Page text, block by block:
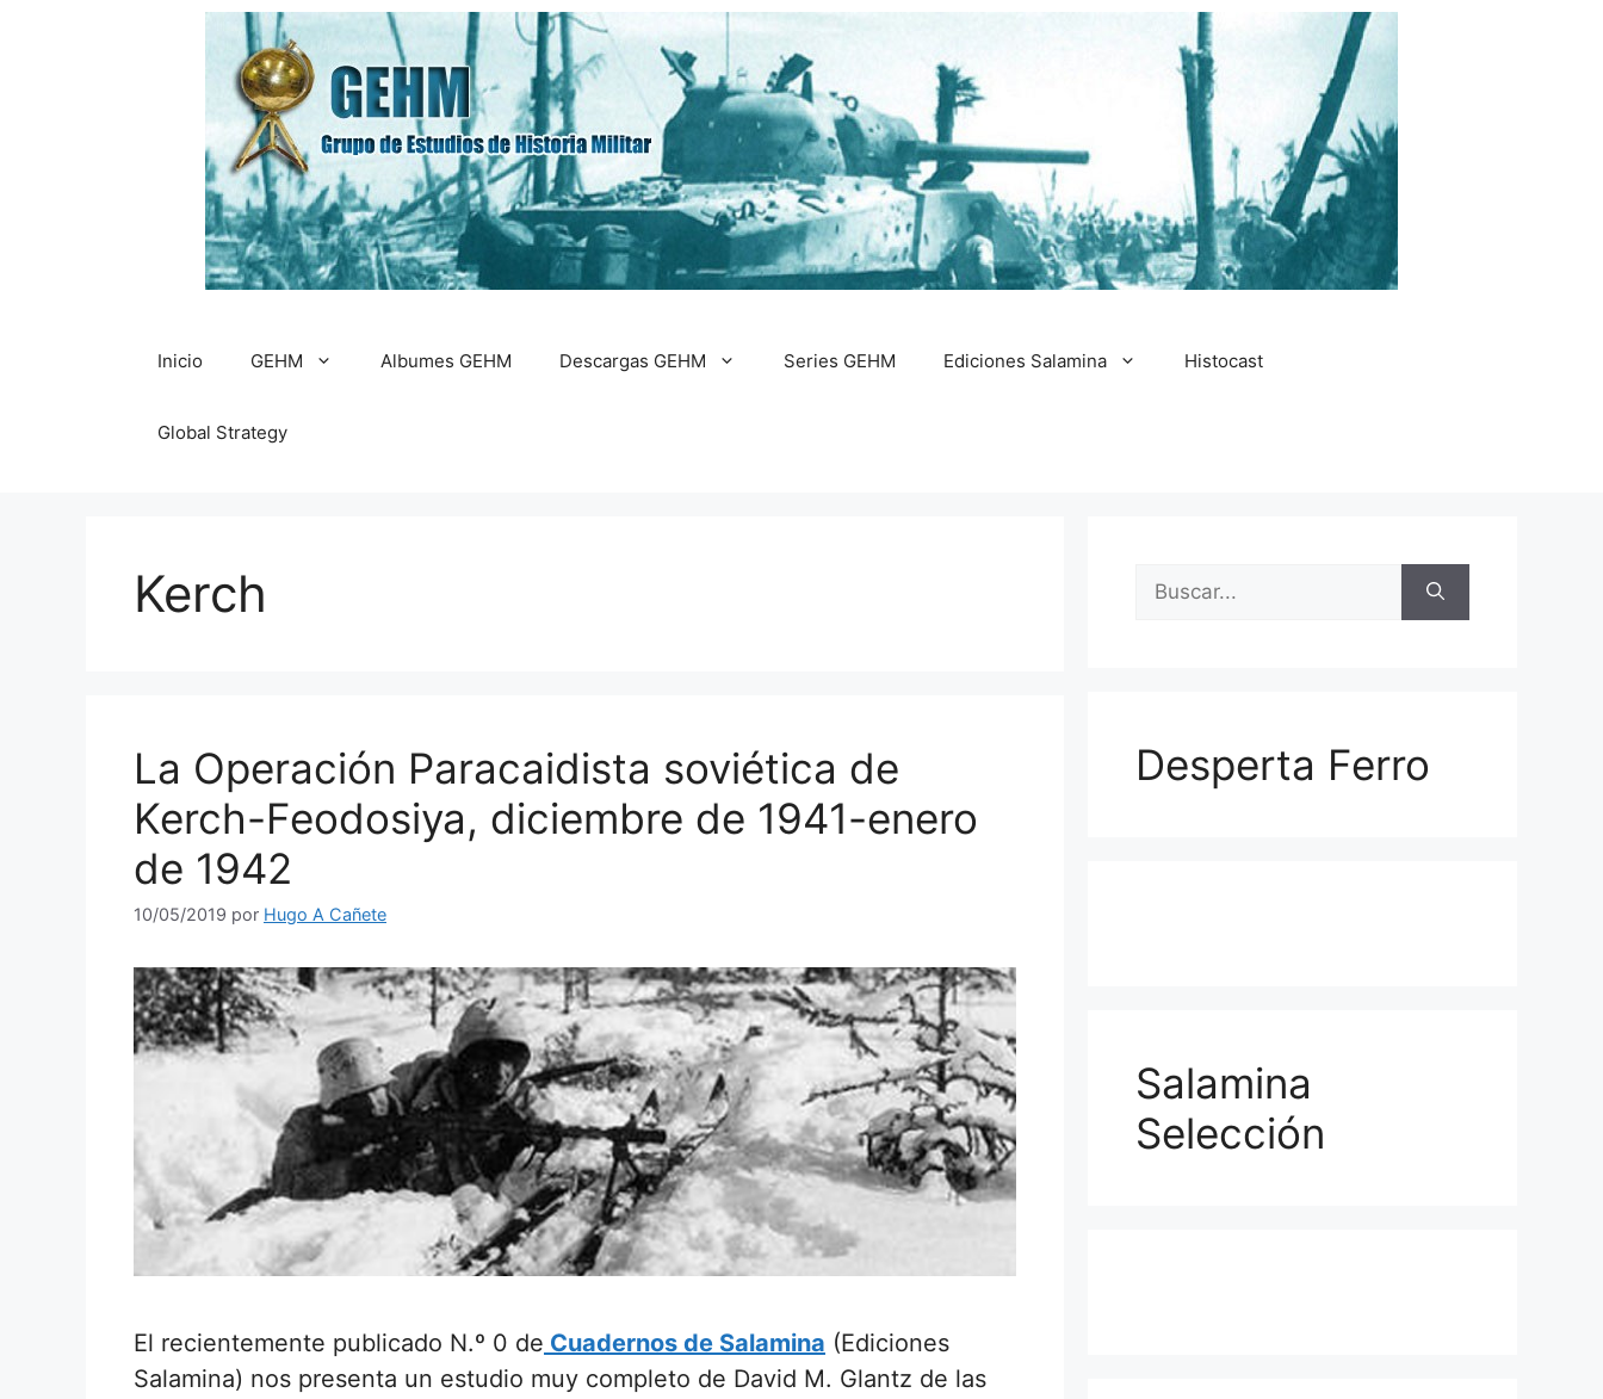
Inicio GEHM Albumes GEHM Descargas GEHM Series GEHM Ediciones Salamina Histocast
Global Strategy
Kerch
La Operación Paracaidista soviética de
Kerch-Feodosiya, diciembre de 1941-enero
de 1942
10/05/2019 por Hugo A Cañete
El recientemente publicado N.º 0 de Cuadernos de Salamina (Ediciones
Salamina) nos presenta un estudio muy completo de David M. Glantz de las
Buscar:
Desperta Ferro
Salamina
Selección